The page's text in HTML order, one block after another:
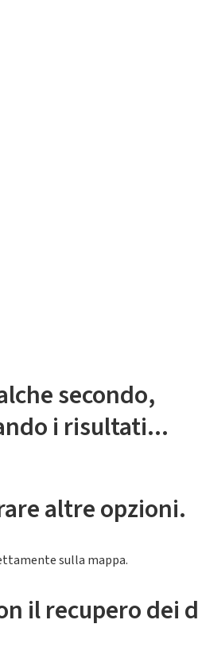
secondo,
i risultati...
altre opzioni.
sulla mappa.
il recupero dei